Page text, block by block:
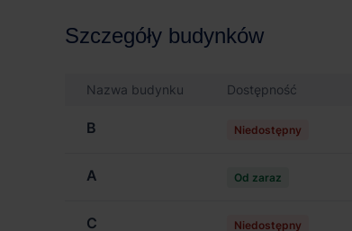
Szczegóły budynków
Nazwa budynku Dostępność
B Niedostępny
A Od zaraz
C Niedostępny